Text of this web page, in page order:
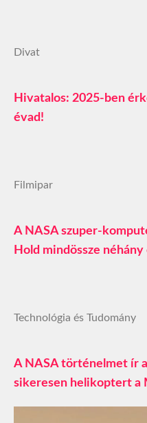
Divat
Hivatalos: 2025-ben
évad!
Filmipar
A NASA szuper-
Hold mindössze
Technológia és Tudomány
A NASA történelmet ír
sikeresen helikoptert a